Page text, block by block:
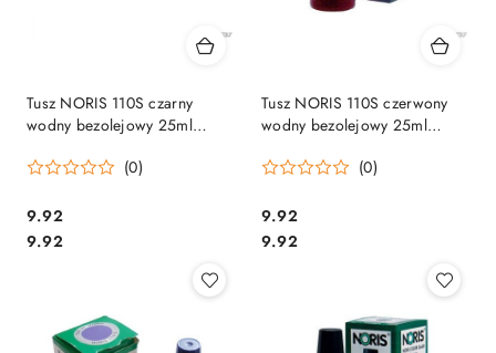
Tusz NORIS 110S czarny
wodny bezolejowy 25ml
(0)
Cena:
9.92
Cena:
9.92
Tusz NORIS 110S czerwony
wodny bezolejowy 25ml
(0)
Cena:
9.92
Cena:
9.92